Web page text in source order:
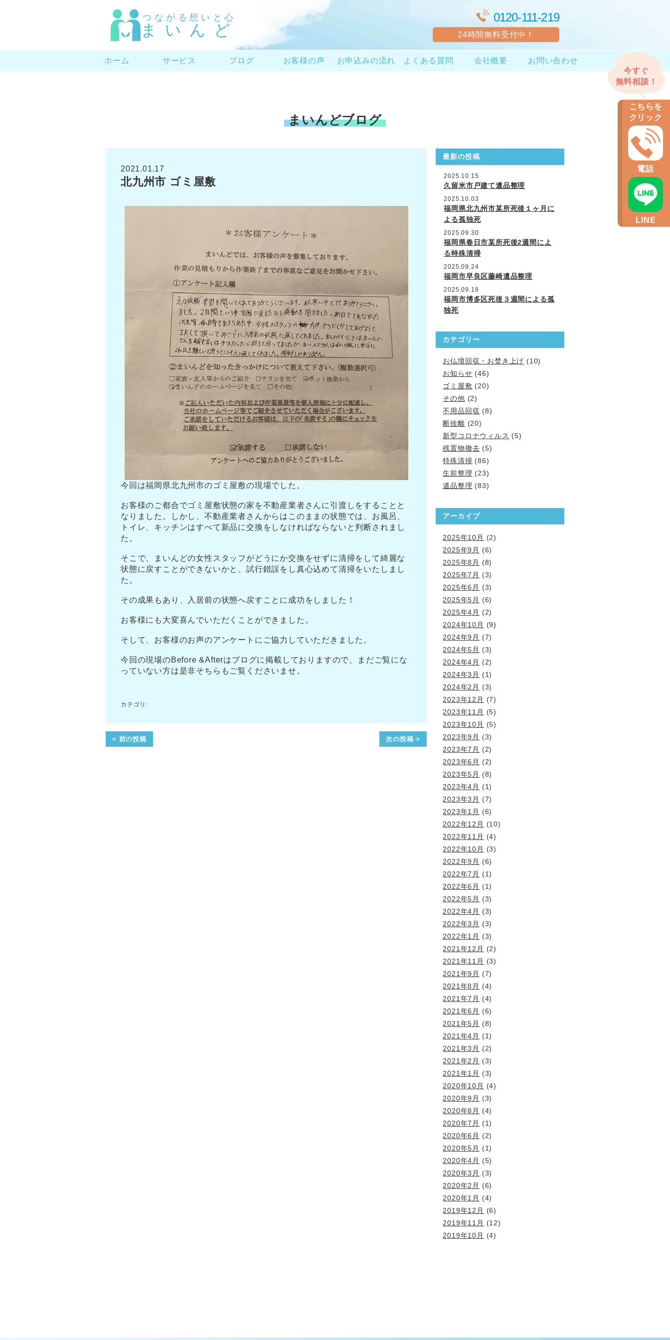
つながる想いと心
まいんど
0120-111-219
24時間無料受付中！
ホーム サービス ブログ お客様の声 お申込みの流れ よくある質問 会社概要 お問い合わせ
まいんどブログ
2021.01.17
北九州市 ゴミ屋敷
今回は福岡県北九州市のゴミ屋敷の現場でした。
お客様のご都合でゴミ屋敷状態の家を不動産業者さんに引渡しをすることと
なりました。しかし、不動産業者さんからはこのままの状態では、お風呂、
トイレ、キッチンはすべて新品に交換をしなければならないと判断されまし
た。
そこで、まいんどの女性スタッフがどうにか交換をせずに清掃をして綺麗な
状態に戻すことができないかと、試行錯誤をし真心込めて清掃をいたしまし
た。
その成果もあり、入居前の状態へ戻すことに成功をしました！
お客様にも大変喜んでいただくことができました。
そして、お客様のお声のアンケートにご協力していただきました。
今回の現場のBefore &Afterはブログに掲載しておりますので、まだご覧にな
っていない方は是非そちらもご覧くださいませ。
カテゴリ:
< 前の投稿 次の投稿 >
最新の投稿
2025.10.15
久留米市戸建て遺品整理
2025.10.03
福岡県北九州市某所死後１ヶ月に
よる孤独死
2025.09.30
福岡県春日市某所死後2週間によ
る特殊清掃
2025.09.24
福岡市早良区藤崎遺品整理
2025.09.18
福岡市博多区死後３週間による孤
独死
カテゴリー
お仏壇回収・お焚き上げ (10)
お知らせ (46)
ゴミ屋敷 (20)
その他 (2)
不用品回収 (8)
断捨離 (20)
新型コロナウィルス (5)
残置物撤去 (5)
特殊清掃 (86)
生前整理 (23)
遺品整理 (83)
アーカイブ
2025年10月
(2)
2025年9月
(6)
2025年8月
(8)
2025年7月
(3)
2025年6月
(3)
2025年5月
(6)
2025年4月
(2)
2024年10月
(9)
2024年9月
(7)
2024年5月
(3)
2024年4月
(2)
2024年3月
(1)
2024年2月
(3)
2023年12月
(7)
2023年11月
(5)
2023年10月
(5)
2023年9月
(3)
2023年7月
(2)
2023年6月
(2)
2023年5月
(8)
2023年4月
(1)
2023年3月
(7)
2023年1月
(6)
2022年12月
(10)
2022年11月
(4)
2022年10月
(3)
2022年9月
(6)
2022年7月
(1)
2022年6月
(1)
2022年5月
(3)
2022年4月
(3)
2022年3月
(3)
2022年1月
(3)
2021年12月
(2)
2021年11月
(3)
2021年9月
(7)
2021年8月
(4)
2021年7月
(4)
2021年6月
(6)
2021年5月
(8)
2021年4月
(1)
2021年3月
(2)
2021年2月
(3)
2021年1月
(3)
2020年10月
(4)
2020年9月
(3)
2020年8月
(4)
2020年7月
(1)
2020年6月
(2)
2020年5月
(1)
2020年4月
(5)
2020年3月
(3)
2020年2月
(6)
2020年1月
(4)
2019年12月
(6)
2019年11月
(12)
2019年10月
(4)